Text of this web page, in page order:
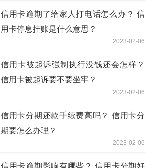
信用卡逾期了给家人打电话怎么办？ 信
用卡停息挂账是什么意思？
2023-02-06
信用卡被起诉强制执行没钱还会怎样？
信用卡被起诉要不要坐牢？
2023-02-06
信用卡分期还款手续费高吗？ 信用卡分
期要怎么办理？
2023-02-06
信用卡逾期影响有哪些？ 信用卡分期好